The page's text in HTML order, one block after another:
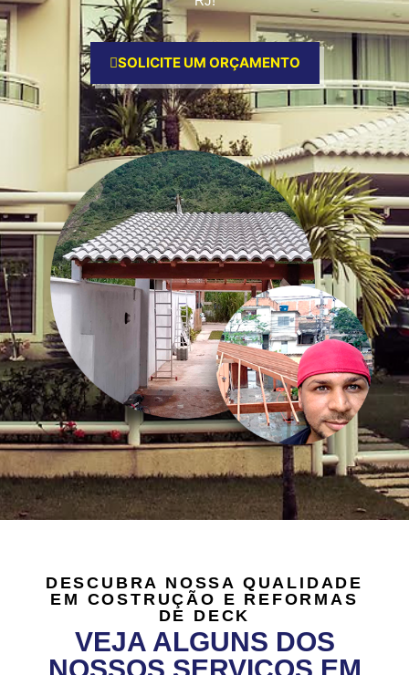
SOLICITE UM ORÇAMENTO
DESCUBRA NOSSA QUALIDADE
EM COSTRUÇÃO E REFORMAS
DE DECK
VEJA ALGUNS DOS
NOSSOS SERVIÇOS EM